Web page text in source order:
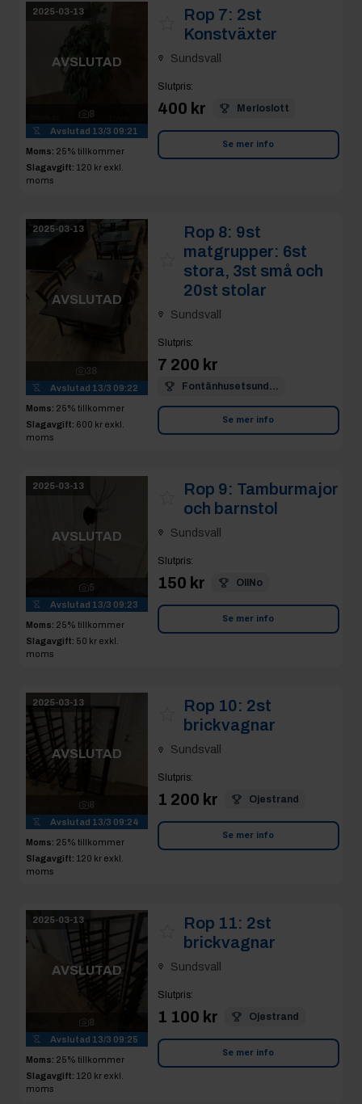
2025-03-13
AVSLUTAD
8
Avslutad 13/3 09:21
Moms: 25% tillkommer
Slagavgift: 120 kr exkl.
moms
Rop 7: 2st
Konstväxter
Sundsvall
Slutpris:
400 kr Merloslott
Se mer info
2025-03-13
AVSLUTAD
38
Avslutad 13/3 09:22
Moms: 25% tillkommer
Slagavgift: 600 kr exkl.
moms
Rop 8: 9st
matgrupper: 6st
stora, 3st små och
20st stolar
Sundsvall
Slutpris:
7 200 kr
Fontänhusetsund...
Se mer info
2025-03-13
AVSLUTAD
5
Avslutad 13/3 09:23
Moms: 25% tillkommer
Slagavgift: 50 kr exkl.
moms
Rop 9: Tamburmajor
och barnstol
Sundsvall
Slutpris:
150 kr OllNo
Se mer info
2025-03-13
AVSLUTAD
8
Avslutad 13/3 09:24
Moms: 25% tillkommer
Slagavgift: 120 kr exkl.
moms
Rop 10: 2st
brickvagnar
Sundsvall
Slutpris:
1 200 kr Ojestrand
Se mer info
2025-03-13
AVSLUTAD
8
Avslutad 13/3 09:25
Moms: 25% tillkommer
Slagavgift: 120 kr exkl.
moms
Rop 11: 2st
brickvagnar
Sundsvall
Slutpris:
1 100 kr Ojestrand
Se mer info